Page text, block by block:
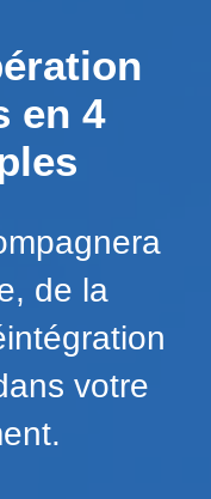
en 4
de la
votre